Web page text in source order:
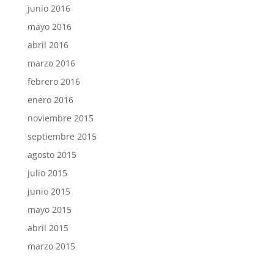
junio 2016
mayo 2016
abril 2016
marzo 2016
febrero 2016
enero 2016
noviembre 2015
septiembre 2015
agosto 2015
julio 2015
junio 2015
mayo 2015
abril 2015
marzo 2015